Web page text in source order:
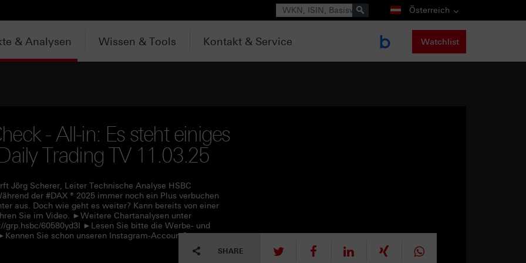
Suche Österreich
& Analysen Wissen & Tools Kontakt & Service Watchlist
- All-in: Es steht einiges
Trading TV 11.03.25
Jörg Scherer, Leiter Technische Analyse HSBC
der #DAX ® 2025 immer noch ein Plus verbuchen
aus. Doch wie geht es weiter? Kann bereits von einer
Sie im Video. ►Weitere Chartanalysen unter
60580yd3I ►Lesen Sie bitte die Werbe- und
Sie schon unseren Instagram-Account?
SHARE tweet mitteilen